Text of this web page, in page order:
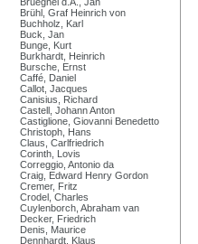
Brühl, Graf Heinrich von
Buchholz, Karl
Buck, Jan
Bunge, Kurt
Burkhardt, Heinrich
Bursche, Ernst
Caffé, Daniel
Callot, Jacques
Canisius, Richard
Castell, Johann Anton
Castiglione, Giovanni Benedetto
Christoph, Hans
Claus, Carlfriedrich
Corinth, Lovis
Correggio, Antonio da
Craig, Edward Henry Gordon
Cremer, Fritz
Crodel, Charles
Cuylenborch, Abraham van
Decker, Friedrich
Denis, Maurice
Dennhardt, Klaus